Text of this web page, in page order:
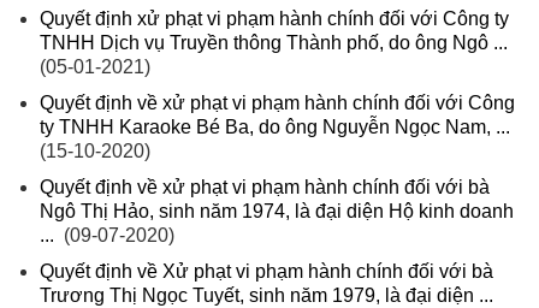
Quyết định xử phạt vi phạm hành chính đối với Công ty
TNHH Dịch vụ Truyền thông Thành phố, do ông Ngô ...
(05-01-2021)
Quyết định về xử phạt vi phạm hành chính đối với Công
ty TNHH Karaoke Bé Ba, do ông Nguyễn Ngọc Nam, ...
(15-10-2020)
Quyết định về xử phạt vi phạm hành chính đối với bà
Ngô Thị Hảo, sinh năm 1974, là đại diện Hộ kinh doanh
... (09-07-2020)
Quyết định về Xử phạt vi phạm hành chính đối với bà
Trương Thị Ngọc Tuyết, sinh năm 1979, là đại diện ...